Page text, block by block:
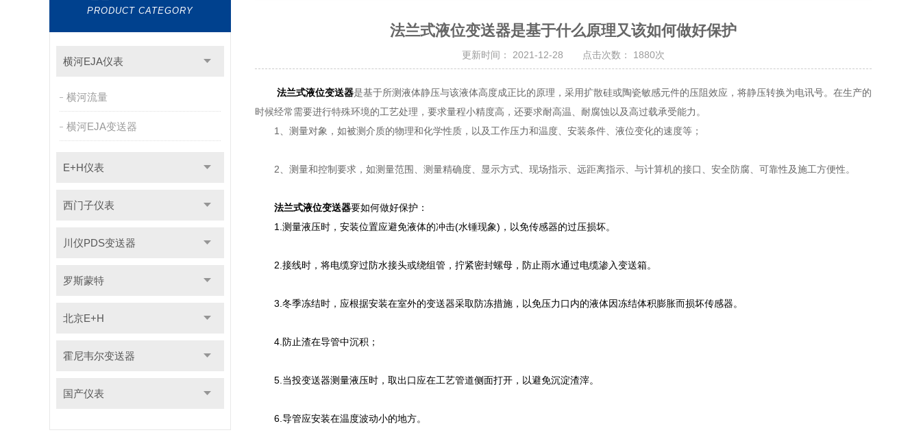
PRODUCT CATEGORY
横河EJA仪表
横河流量
横河EJA变送器
E+H仪表
西门子仪表
川仪PDS变送器
罗斯蒙特
北京E+H
霍尼韦尔变送器
国产仪表
法兰式液位变送器是基于什么原理又该如何做好保护
更新时间： 2021-12-28 点击次数： 1880次
法兰式液位变送器是基于所测液体静压与该液体高度成正比的原理，采用扩散硅或陶瓷敏感元件的压阻效应，将静压转换为电讯号。在生产的
时候经常需要进行特殊环境的工艺处理，要求量程小精度高，还要求耐高温、耐腐蚀以及高过载承受能力。
1、测量对象，如被测介质的物理和化学性质，以及工作压力和温度、安装条件、液位变化的速度等；
2、测量和控制要求，如测量范围、测量精确度、显示方式、现场指示、远距离指示、与计算机的接口、安全防腐、可靠性及施工方便性。
法兰式液位变送器要如何做好保护：
1.测量液压时，安装位置应避免液体的冲击(水锤现象)，以免传感器的过压损坏。
2.接线时，将电缆穿过防水接头或绕组管，拧紧密封螺母，防止雨水通过电缆渗入变送箱。
3.冬季冻结时，应根据安装在室外的变送器采取防冻措施，以免压力口内的液体因冻结体积膨胀而损坏传感器。
4.防止渣在导管中沉积；
5.当投变送器测量液压时，取出口应在工艺管道侧面打开，以避免沉淀渣滓。
6.导管应安装在温度波动小的地方。